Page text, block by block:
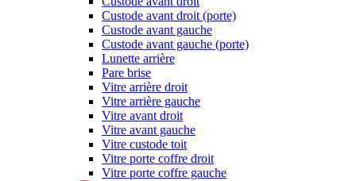
Custode avant droit (porte)
Custode avant gauche
Custode avant gauche (porte)
Lunette arrière
Pare brise
Vitre arrière droit
Vitre arrière gauche
Vitre avant droit
Vitre avant gauche
Vitre custode toit
Vitre porte coffre droit
Vitre porte coffre gauche